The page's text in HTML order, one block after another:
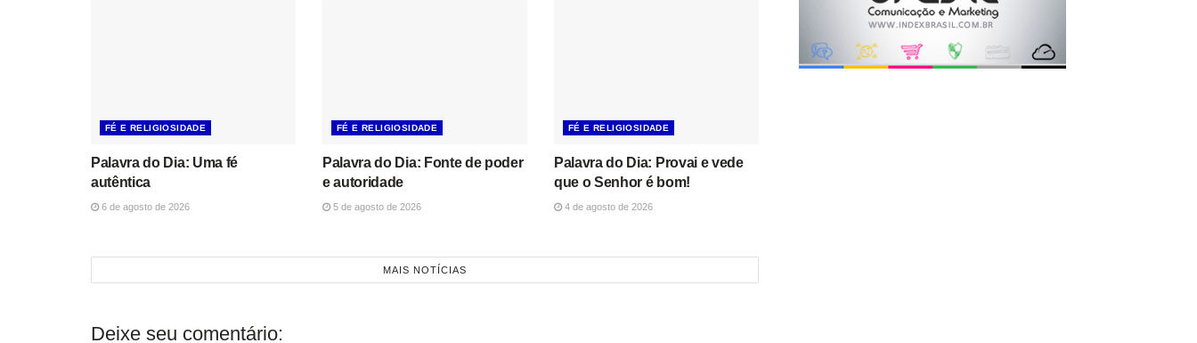
FÉ E RELIGIOSIDADE
Palavra do Dia: Uma fé
autêntica
6 de agosto de 2026
FÉ E RELIGIOSIDADE
Palavra do Dia: Fonte de poder
e autoridade
5 de agosto de 2026
FÉ E RELIGIOSIDADE
Palavra do Dia: Provai e vede
que o Senhor é bom!
4 de agosto de 2026
MAIS NOTÍCIAS
Deixe seu comentário: